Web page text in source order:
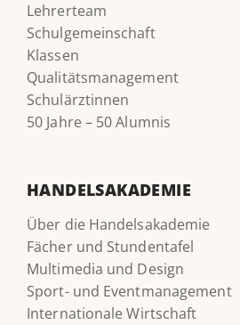
Lehrerteam
Schulgemeinschaft
Klassen
Qualitätsmanagement
Schulärztinnen
50 Jahre – 50 Alumnis
HANDELSAKADEMIE
Über die Handelsakademie
Fächer und Stundentafel
Multimedia und Design
Sport- und Eventmanagement
Internationale Wirtschaft